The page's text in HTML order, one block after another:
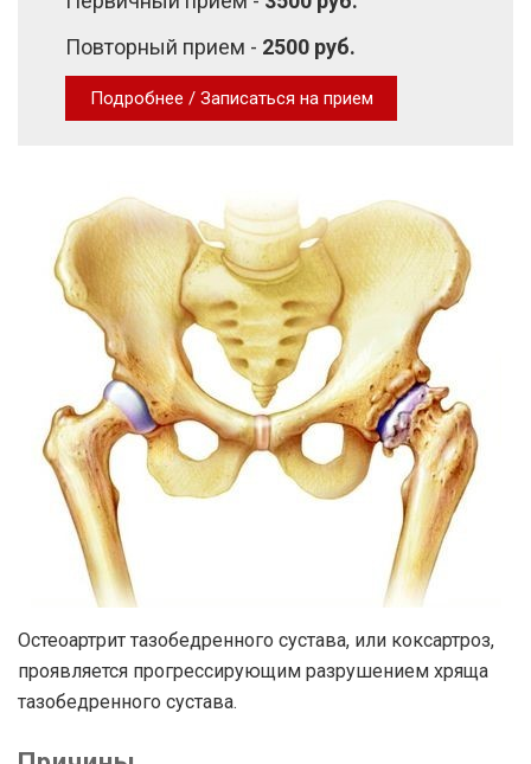
Повторный прием - 2500 руб.
Подробнее / Записаться на прием
Остеоартрит тазобедренного сустава, или коксартроз,
проявляется прогрессирующим разрушением хряща
тазобедренного сустава.